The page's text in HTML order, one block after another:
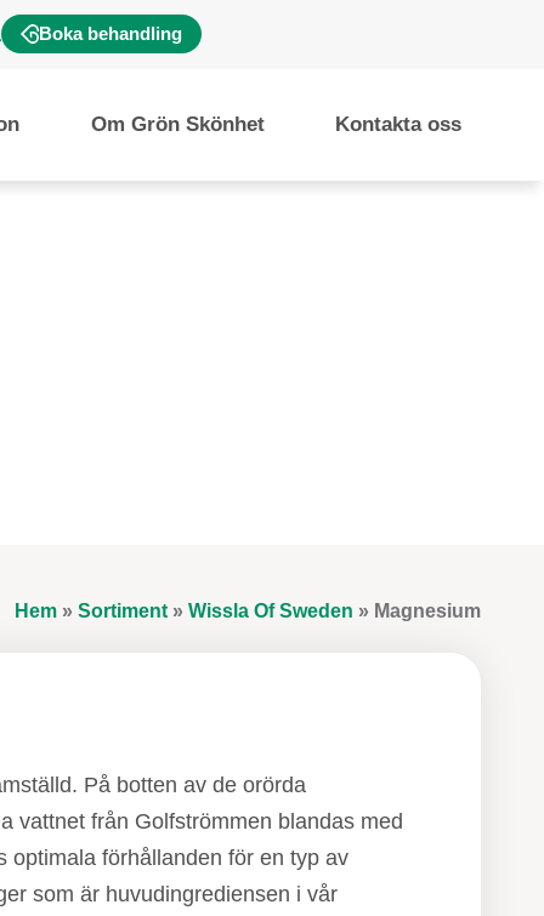
Boka behandling
Om Grön Skönhet Kontakta oss
Hem » Sortiment » Wissla Of Sweden » Magnesium
På botten av de orörda
vattnet från Golfströmmen blandas med
optimala förhållanden för en typ av
som är huvudingrediensen i vår